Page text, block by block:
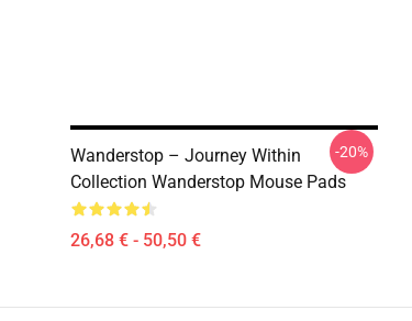
Wanderstop – Journey Within
Collection Wanderstop Mouse Pads
26,68 € - 50,50 €
-20%